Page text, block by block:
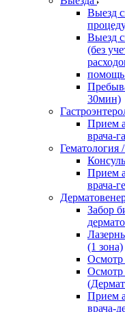
Выезд
Выезд
(без
помощь
30мин)
Прием
врача-
Гематология
Прием
врача-
Забор
(1 зона)
Осмотр
Осмотр
Прием
врача-